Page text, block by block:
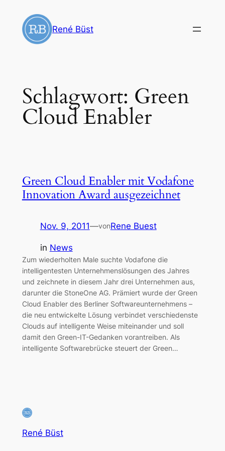
Inhalt
springen
René Büst
Schlagwort: Green
Cloud Enabler
Green Cloud Enabler mit Vodafone
Innovation Award ausgezeichnet
Nov. 9, 2011—vonRene Buest
in News
Zum wiederholten Male suchte Vodafone die
intelligentesten Unternehmenslösungen des Jahres
und zeichnete in diesem Jahr drei Unternehmen aus,
darunter die StoneOne AG. Prämiert wurde der Green
Cloud Enabler des Berliner Softwareunternehmens –
die neu entwickelte Lösung verbindet verschiedenste
Clouds auf intelligente Weise miteinander und soll
damit den Green-IT-Gedanken vorantreiben. Als
intelligente Softwarebrücke steuert der Green…
René Büst